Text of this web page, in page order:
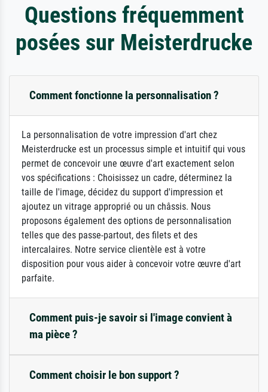
Questions fréquemment
posées sur Meisterdrucke
Comment fonctionne la personnalisation ?
La personnalisation de votre impression d'art chez
Meisterdrucke est un processus simple et intuitif qui vous
permet de concevoir une œuvre d'art exactement selon
vos spécifications : Choisissez un cadre, déterminez la
taille de l'image, décidez du support d'impression et
ajoutez un vitrage approprié ou un châssis. Nous
proposons également des options de personnalisation
telles que des passe-partout, des filets et des
intercalaires. Notre service clientèle est à votre
disposition pour vous aider à concevoir votre œuvre d'art
parfaite.
Comment puis-je savoir si l'image convient à
ma pièce ?
Comment choisir le bon support ?